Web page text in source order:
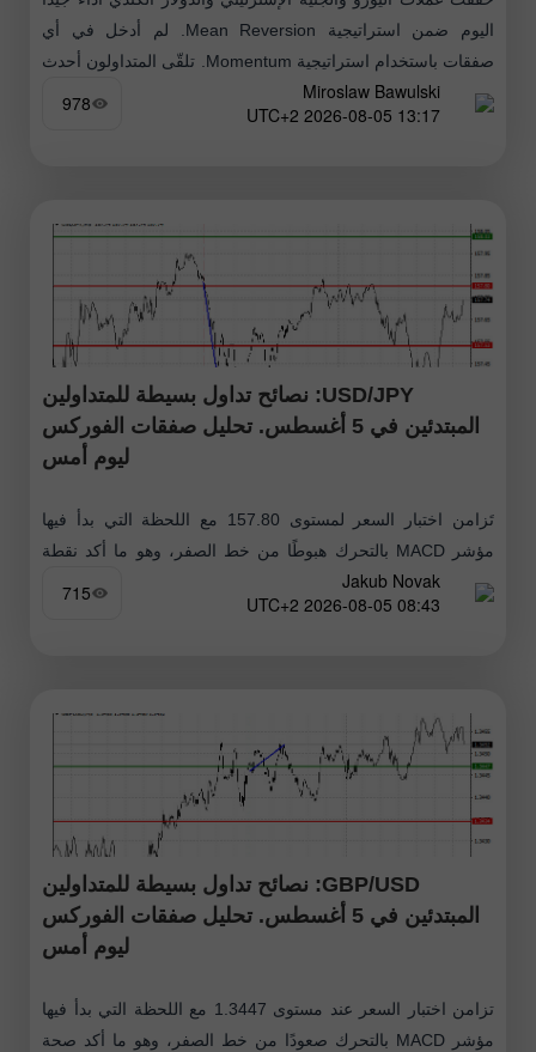
اليوم ضمن استراتيجية Mean Reversion. لم أدخل في أي
صفقات باستخدام استراتيجية Momentum. تلقّى المتداولون أحدث
البيانات الاقتصادية بشكل إيجابي
Miroslaw Bawulski
13:17 2026-08-05 UTC+2
978
USD/JPY: نصائح تداول بسيطة للمتداولين
المبتدئين في 5 أغسطس. تحليل صفقات الفوركس
ليوم أمس
تَزامن اختبار السعر لمستوى 157.80 مع اللحظة التي بدأ فيها
مؤشر MACD بالتحرك هبوطًا من خط الصفر، وهو ما أكد نقطة
الدخول الصحيحة لبيع الدولار. ونتيجة لذلك، تراجع الزوج بأكثر
Jakub Novak
08:43 2026-08-05 UTC+2
715
GBP/USD: نصائح تداول بسيطة للمتداولين
المبتدئين في 5 أغسطس. تحليل صفقات الفوركس
ليوم أمس
تزامن اختبار السعر عند مستوى 1.3447 مع اللحظة التي بدأ فيها
مؤشر MACD بالتحرك صعودًا من خط الصفر، وهو ما أكد صحة